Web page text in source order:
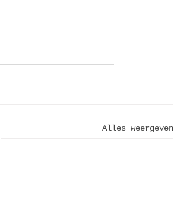
Alles weergeven